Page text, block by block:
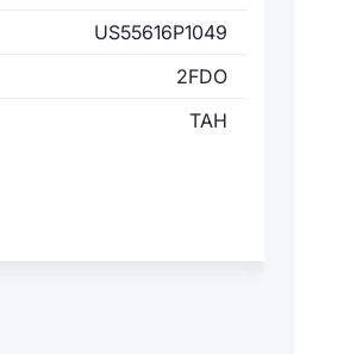
US55616P1049
2FDO
TAH